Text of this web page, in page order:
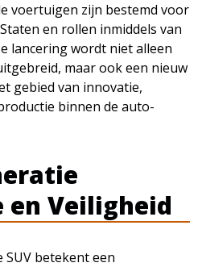
voertuigen zijn bestemd voor
en rollen inmiddels van
lancering wordt niet alleen
maar ook een nieuw
gebied van innovatie,
binnen de auto-
en Veiligheid
SUV betekent een